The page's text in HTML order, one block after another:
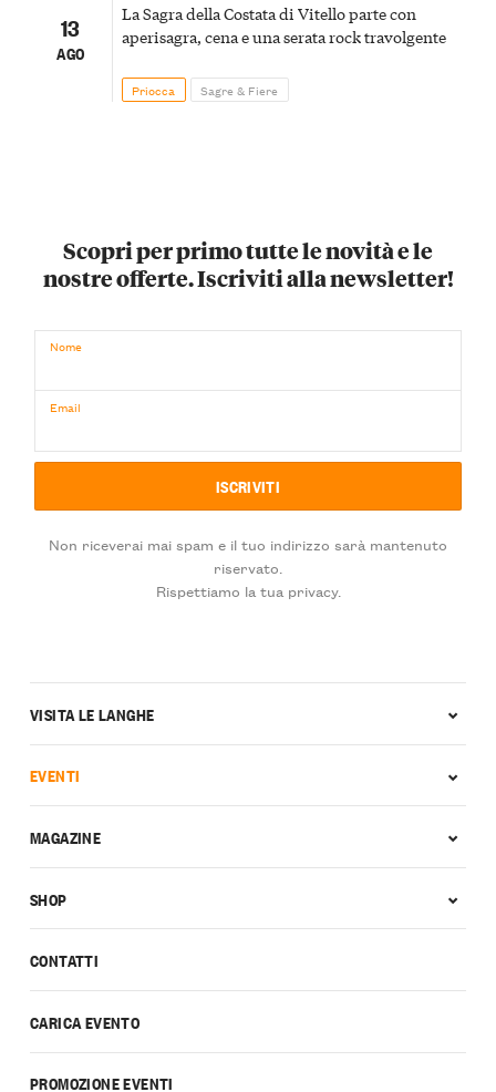
13
AGO
La Sagra della Costata di Vitello parte con
aperisagra, cena e una serata rock travolgente
Priocca Sagre & Fiere
Scopri per primo tutte le novità e le
nostre offerte. Iscriviti alla newsletter!
Nome
Email
Non riceverai mai spam e il tuo indirizzo sarà mantenuto
riservato.
Rispettiamo la tua privacy.
CONTATTI
CARICA EVENTO
PROMOZIONE EVENTI
VISITA LE LANGHE
EVENTI
MAGAZINE
SHOP